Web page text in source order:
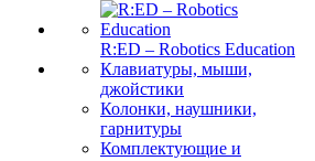
R:ED – Robotics Education
Клавиатуры, мыши,
джойстики
Колонки, наушники,
гарнитуры
Комплектующие и